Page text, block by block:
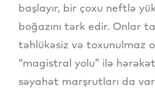
başlayır, bir çoxu neftlə
boğazını tərk edir. Onlar
təhlükəsiz və toxunulmaz
“magistral yolu” ilə
səyahət marşrutları da